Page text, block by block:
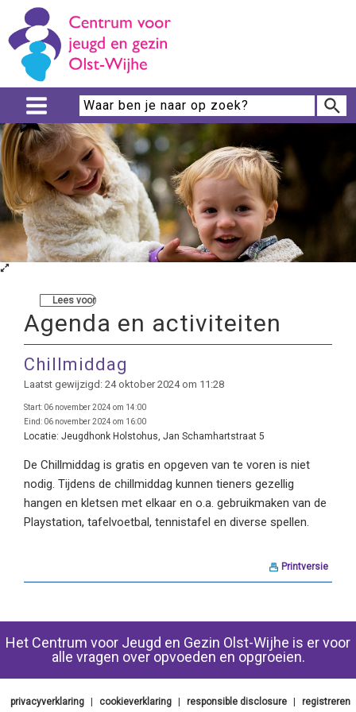
Lees voor
Agenda en activiteiten
Chillmiddag
Laatst gewijzigd: 24 oktober 2024 om 11:28
Start: 06 november 2024 om 14:00
Eind: 06 november 2024 om 16:00
Locatie: Jeugdhonk Holstohus, Jan Schamhartstraat 5
De Chillmiddag is gratis en opgeven van te voren is niet
nodig. Tijdens de chillmiddag kunnen tieners gezellig
hangen en kletsen met elkaar en o.a. gebruikmaken van de
Playstation, tafelvoetbal, tennistafel en diverse spellen.
Printversie
Het Centrum voor Jeugd en Gezin Olst-Wijhe is er voor
alle vragen over opvoeden en opgroeien.
privacyverklaring | cookieverklaring | responsible disclosure | registreren